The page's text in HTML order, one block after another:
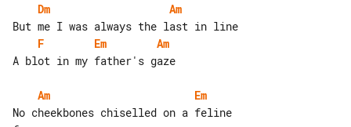
Dm
Am
F
Em
Am
A blot in my father's gaze
Am
Em
No cheekbones chiselled on a feline